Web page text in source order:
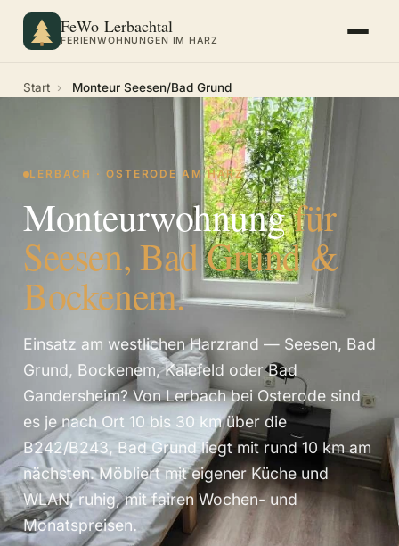
FeWo Lerbachtal
FERIENWOHNUNGEN IM HARZ
Start › Monteur Seesen/Bad Grund
LERBACH · OSTERODE AM HARZ
Monteurwohnungfür
Seesen, Bad Grund &
Bockenem.
Einsatz am westlichen Harzrand — Seesen, Bad
Grund, Bockenem, Kalefeld oder Bad
Gandersheim? Von Lerbach bei Osterode sind
es je nach Ort 10 bis 30 km über die
B242/B243, Bad Grund liegt mit rund 10 km am
nächsten. Möbliert mit eigener Küche und
WLAN, ruhig, mit fairen Wochen- und
Monatspreisen.